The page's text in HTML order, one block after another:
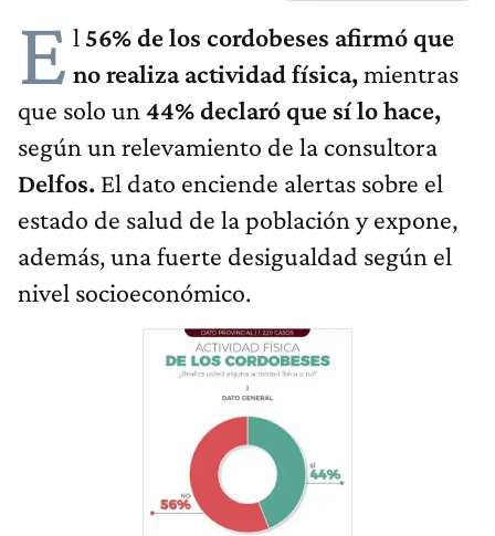
E l 56% de los cordobeses afirmó que
no realiza actividad física,mientras
que solo un 44% declaró que sí lo hace,
según un relevamiento de la consultora
Delfos. El dato enciende alertas sobre el
estado de salud de la población y expone,
además, una fuerte desigualdad según el
nivel socioeconómico.